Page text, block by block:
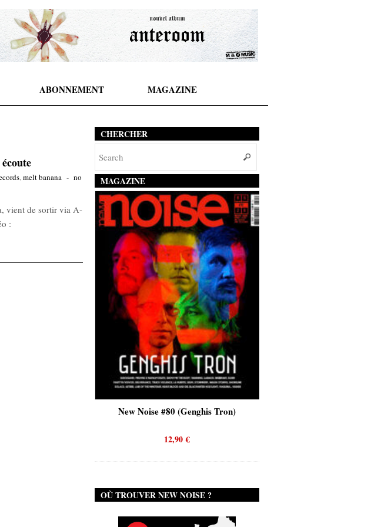
ABONNEMENT MAGAZINE
,melt banana - no
vient de sortir via A-
:
CHERCHER
MAGAZINE
New Noise #80 (Genghis Tron)
12,90€
OÙ TROUVER NEW NOISE ?